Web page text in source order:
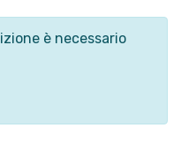
è necessario